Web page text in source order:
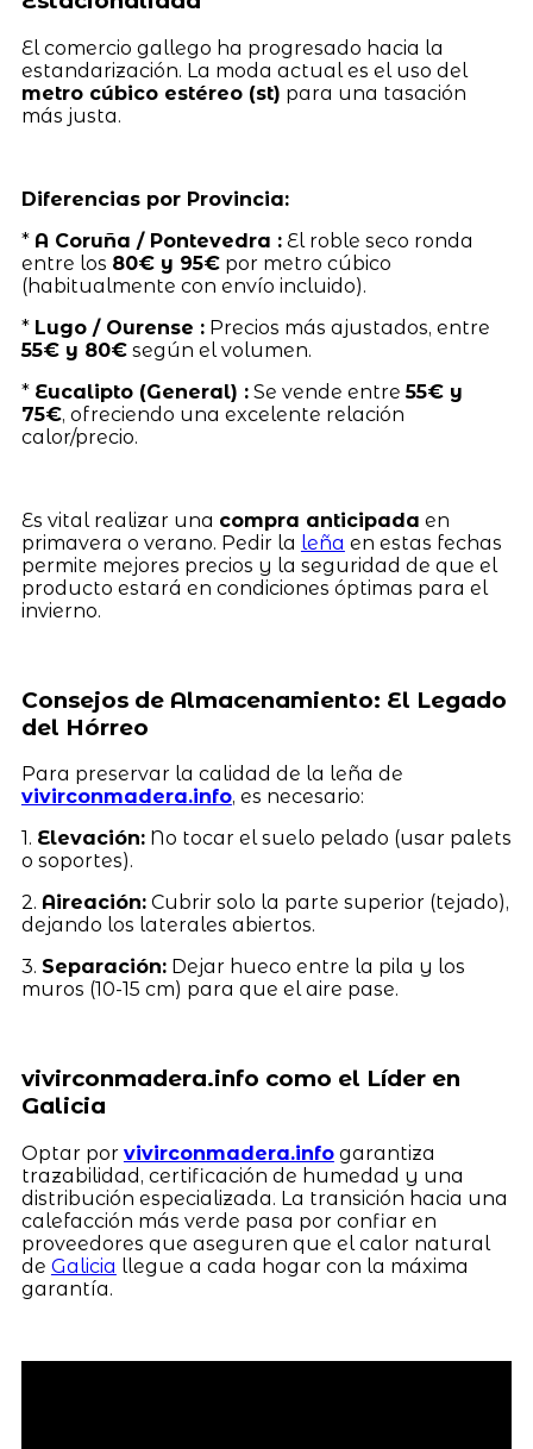
El comercio gallego ha progresado hacia la
estandarización. La moda actual es el uso del
metro cúbico estéreo (st) para una tasación
más justa.
Diferencias por Provincia:
* A Coruña / Pontevedra :El roble seco ronda
entre los 80€ y 95€por metro cúbico
(habitualmente con envío incluido).
* Lugo / Ourense :Precios más ajustados, entre
55€ y 80€según el volumen.
* Eucalipto (General) :Se vende entre55€ y
75€, ofreciendo una excelente relación
calor/precio.
Es vital realizar una compra anticipada en
primavera o verano. Pedir la leña en estas fechas
permite mejores precios y la seguridad de que el
producto estará en condiciones óptimas para el
invierno.
Consejos de Almacenamiento: El Legado
del Hórreo
Para preservar la calidad de la leña de
vivirconmadera.info, es necesario:
1. Elevación:No tocar el suelo pelado (usar palets
o soportes).
2. Aireación:Cubrir solo la parte superior (tejado),
dejando los laterales abiertos.
3. Separación:Dejar hueco entre la pila y los
muros (10-15 cm) para que el aire pase.
vivirconmadera.info como el Líder en
Galicia
Optar por vivirconmadera.infogarantiza
trazabilidad, certificación de humedad y una
distribución especializada. La transición hacia una
calefacción más verde pasa por confiar en
proveedores que aseguren que el calor natural
de Galicia llegue a cada hogar con la máxima
garantía.